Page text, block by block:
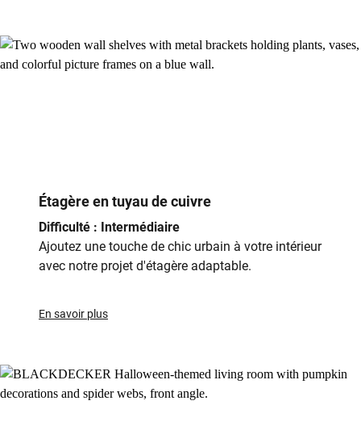
Étagère en tuyau de cuivre
Difficulté : Intermédiaire
Ajoutez une touche de chic urbain à votre intérieur
avec notre projet d'étagère adaptable.
En savoir plus